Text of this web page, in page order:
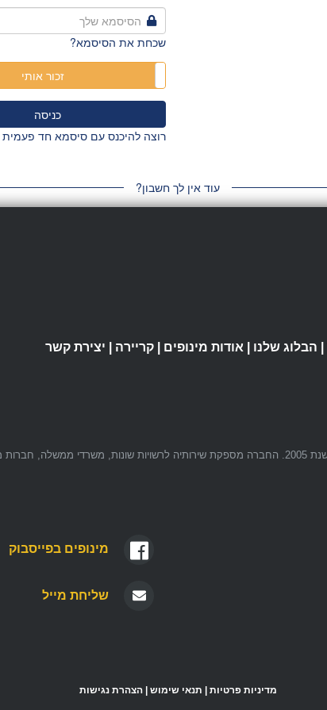
שכחת את הסיסמא?
זכור אותי
רוצה להיכנס עם סיסמא חד פעמית
עוד אין לך חשבון?
הבלוג שלנו אודות מינופים קריירה יצירת קשר
מינופים דואר משפטי מספקת שירותי דואר משפטי ומסירות משפטיות מהקמתה בשנת 2005. החברה מספקת שירותיה לרשויות
מינופים בפייסבוק
שליחת מייל
מדיניות פרטיות תנאי שימוש |הצהרת נגישות